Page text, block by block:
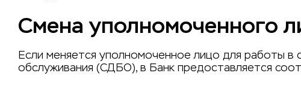
Смена уполномоченного
Если меняется уполномоченное лицо для работы в
обслуживания (СДБО), в Банк предоставляется